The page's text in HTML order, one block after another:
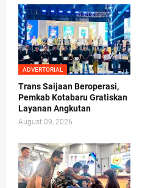
ADVERTORIAL
Trans Saijaan Beroperasi,
Pemkab Kotabaru Gratiskan
Layanan Angkutan
August 09, 2026